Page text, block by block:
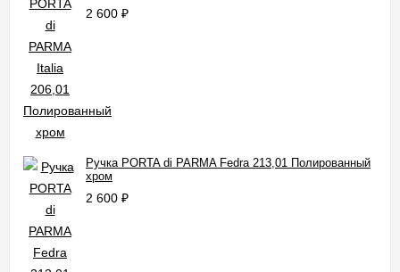
2 600 ₽
Ручка PORTA di PARMA Fedra 213,01 Полированный
хром
2 600 ₽